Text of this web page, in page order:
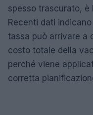
spesso trascurato, è
Recenti dati
tassa può arrivare a
costo totale della
perché viene
corretta